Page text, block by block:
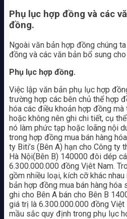
Phụ lục hợp đồng và các
đồng.
Ngoài văn bản hợp đồng chúng
đồng và các văn bản bổ sung
Phụ lục hợp đồng.
Việc lập văn bản phụ lục hợp
trường hợp các bên chủ thể hợp
hóa các điều khoản hợp đồng
hoặc không nên ghi chi tiết, cụ
nó làm phức tạp hoặc loãng nội
trong hợp đồng mua bán hàng
ty Biti’s (Bên A) hạn cho Công ty
Hà Nội(Bên B) 140000 đôi dép
6.300.000.000 đồng Vịêt Nam.
gồm nhiều loại, kích cỡ khác
bản hợp đồng mua bán hàng
ghi cho Bên A bán cho Bên B
giá trị là 6.300.000.000 đồng Việt
mầu sắc quy định trong phụ lục